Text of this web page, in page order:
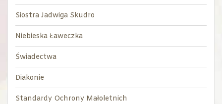
Siostra Jadwiga Skudro
Niebieska Ławeczka
Świadectwa
Diakonie
Standardy Ochrony Małoletnich